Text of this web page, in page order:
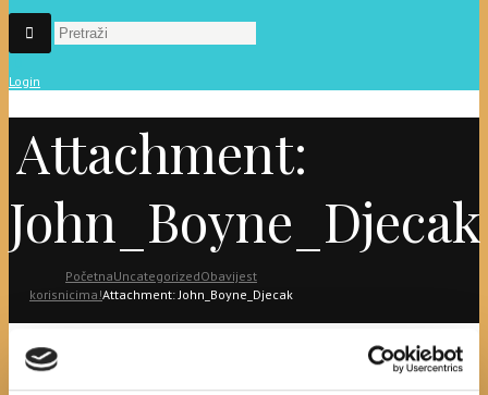
Login
Attachment:
John_Boyne_Djecak
PočetnaUncategorizedObavijest
korisnicima!Attachment: John_Boyne_Djecak